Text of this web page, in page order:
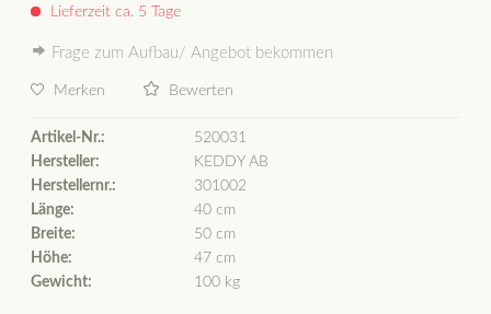
Lieferzeit ca. 5 Tage
Frage zum Aufbau/ Angebot bekommen
Merken Bewerten
Artikel-Nr.:
520031
Hersteller:
KEDDY AB
Herstellernr.:
301002
Länge:
40 cm
Breite:
50 cm
Höhe:
47 cm
Gewicht:
100 kg